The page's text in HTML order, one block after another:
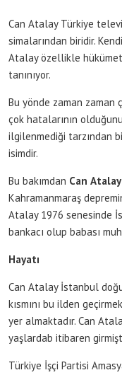
Can Atalay Türkiye
simalarından biridir.
Atalay özellikle
tanınıyor.
Bu yönde zaman
çok hatalarının
ilgilenmediği tarzından
isimdir.
Bu bakımdan Can
Kahramanmaraş
Atalay 1976 senesinde
bankacı olup babası
Hayatı
Can Atalay İstanbul
kısmını bu ilden
yer almaktadır. Can
yaşlardab itibaren
Türkiye İşçi Partisi